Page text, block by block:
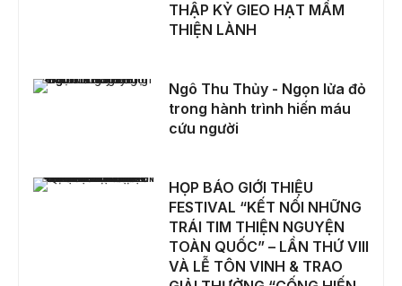
THẬP KỶ GIEO HẠT MẦM
THIỆN LÀNH
Ngô Thu Thủy - Ngọn lửa đỏ trong hành trình hiến máu cứu người
Ngô Thu Thủy - Ngọn lửa đỏ
trong hành trình hiến máu
cứu người
HỌP BÁO GIỚI THIỆU FESTIVAL “KẾT NỐI NHỮNG TRÁI TIM THIỆN NGUYỆN TOÀN QUỐC” – LẦN THỨ VIII VÀ LỄ TÔN VINH & TRAO GIẢI THƯỞNG “CỐNG HIẾN VÌ CỘNG ĐỒNG” 2025
HỌP BÁO GIỚI THIỆU
FESTIVAL “KẾT NỐI NHỮNG
TRÁI TIM THIỆN NGUYỆN
TOÀN QUỐC” – LẦN THỨ VIII
VÀ LỄ TÔN VINH & TRAO